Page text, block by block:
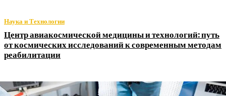
Наука и Технологии
Центр авиакосмической медицины и технологий: путь
от космических исследований к современным методам
реабилитации